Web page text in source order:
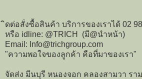
ดต่อสั่งซื้อสินค้า บริการของเราได้ 02
หรือ idline: @TRICH (มี@นำหน้า)
Email: Info@trichgroup.com
"ความพอใจของลูกค้า คือที่มาของเรา"
จัดส่ง มีนบุรี หนองจอก คลองสามวา รา